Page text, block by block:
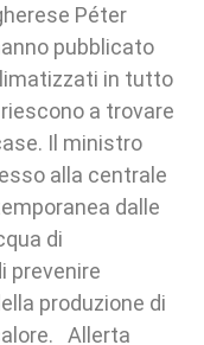
Péter
pubblicato
in tutto
a trovare
Il ministro
alla centrale
dalle
di
prevenire
produzione di
Allerta